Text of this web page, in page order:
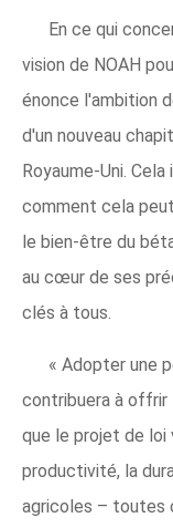
En ce qui
vision de NOAH
énonce l'ambition
d'un nouveau
Royaume-Uni.
comment cela
le bien-être du
au cœur de ses
clés à tous.
« Adopter une
contribuera à offrir
que le projet de loi
productivité, la
agricoles – toutes